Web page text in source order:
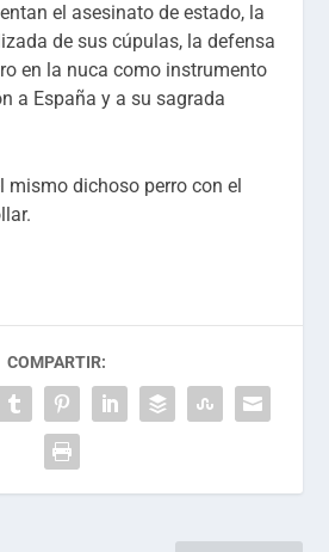
el asesinato de estado, la
de sus cúpulas, la defensa
en la nuca como instrumento
a España y a su sagrada
mismo dichoso perro con el
COMPARTIR: